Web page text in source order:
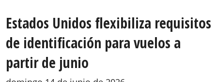
Estados Unidos flexibiliza requisitos
de identificación para vuelos a
partir de junio